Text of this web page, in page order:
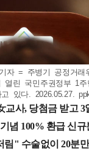
자 = 주병기 공정거래
열린 국민주권정부 1
있다. 2026.05.27.